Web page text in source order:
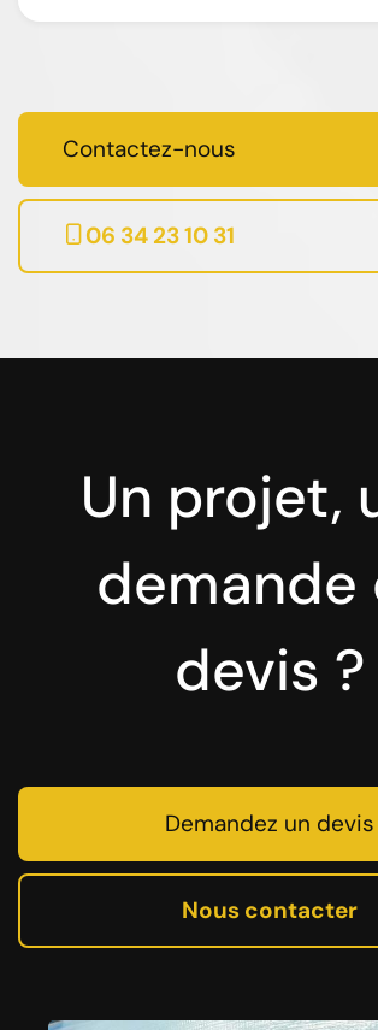
Contactez-nous
06 34 23 10 31
Un projet,
demande
devis ?
Demandez un devis
Nous contacter